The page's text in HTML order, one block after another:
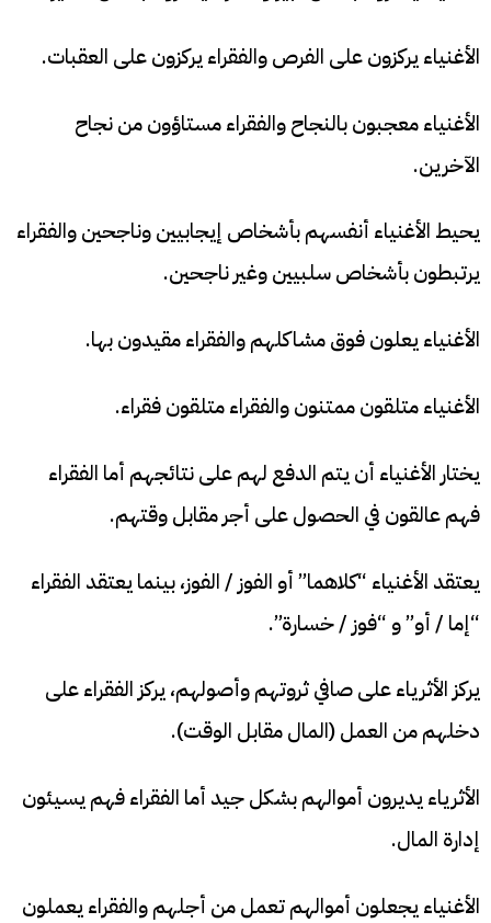
الأغنياء يركزون على الفرص والفقراء يركزون على العقبات.
الأغنياء معجبون بالنجاح والفقراء مستاؤون من نجاح
الآخرين.
يحيط الأغنياء أنفسهم بأشخاص إيجابيين وناجحين والفقراء
يرتبطون بأشخاص سلبيين وغير ناجحين.
الأغنياء يعلون فوق مشاكلهم والفقراء مقيدون بها.
الأغنياء متلقون ممتنون والفقراء متلقون فقراء.
يختار الأغنياء أن يتم الدفع لهم على نتائجهم أما الفقراء
فهم عالقون في الحصول على أجر مقابل وقتهم.
يعتقد الأغنياء “كلاهما” أو الفوز / الفوز، بينما يعتقد الفقراء
“إما / أو” و “فوز / خسارة”.
يركز الأثرياء على صافي ثروتهم وأصولهم، يركز الفقراء على
دخلهم من العمل (المال مقابل الوقت).
الأثرياء يديرون أموالهم بشكل جيد أما الفقراء فهم يسيئون
إدارة المال.
الأغنياء يجعلون أموالهم تعمل من أجلهم والفقراء يعملون